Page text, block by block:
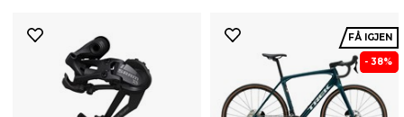
FÅ IGJEN
- 38%